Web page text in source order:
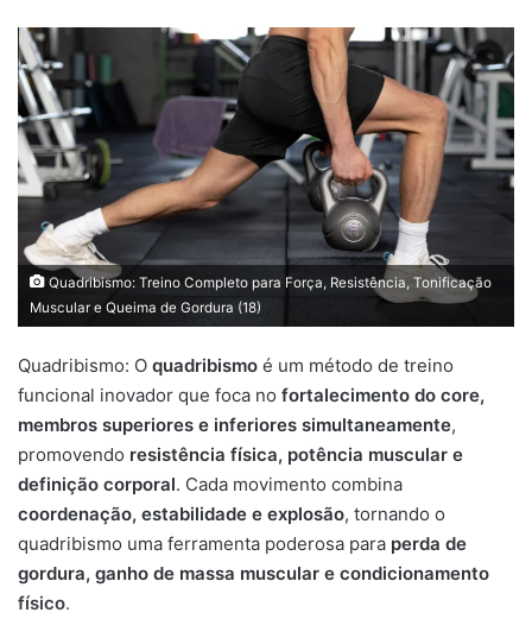
Quadribismo: Treino Completo para Força, Resistência, Tonificação
Muscular e Queima de Gordura (18)
Quadribismo: O quadribismo é um método de treino
funcional inovador que foca no fortalecimento do core,
membros superiores e inferiores simultaneamente,
promovendo resistência física, potência muscular e
definição corporal. Cada movimento combina
coordenação, estabilidade e explosão, tornando o
quadribismo uma ferramenta poderosa para perda de
gordura, ganho de massa muscular e condicionamento
físico.